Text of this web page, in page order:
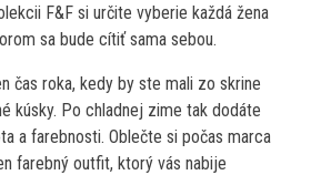
F&F si určite vyberie každá žena
sa bude cítiť sama sebou.
čas roka, kedy by ste mali zo skrine
kúsky. Po chladnej zime tak dodáte
a farebnosti. Oblečte si počas marca
farebný outfit, ktorý vás nabije